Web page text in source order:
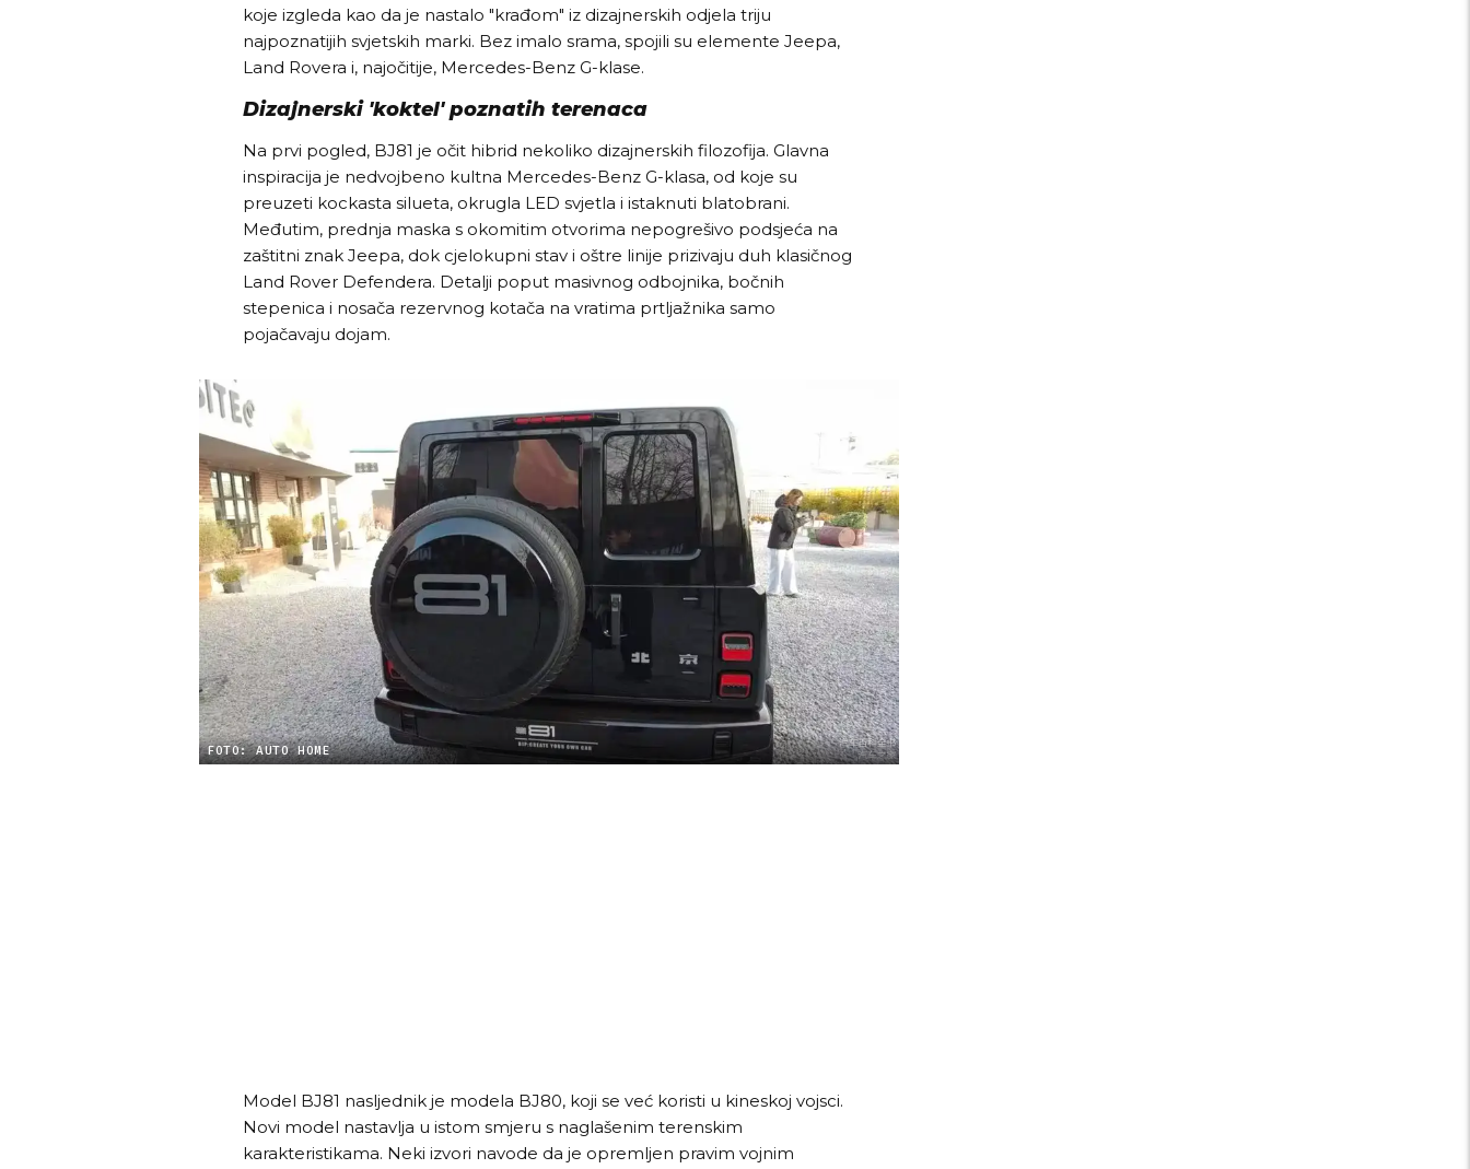
koje izgleda kao da je nastalo "krađom" iz dizajnerskih odjela triju
najpoznatijih svjetskih marki. Bez imalo srama, spojili su elemente Jeepa,
Land Rovera i, najočitije, Mercedes-Benz G-klase.
Dizajnerski 'koktel' poznatih terenaca
Na prvi pogled, BJ81 je očit hibrid nekoliko dizajnerskih filozofija. Glavna
inspiracija je nedvojbeno kultna Mercedes-Benz G-klasa, od koje su
preuzeti kockasta silueta, okrugla LED svjetla i istaknuti blatobrani.
Međutim, prednja maska s okomitim otvorima nepogrešivo podsjeća na
zaštitni znak Jeepa, dok cjelokupni stav i oštre linije prizivaju duh klasičnog
Land Rover Defendera. Detalji poput masivnog odbojnika, bočnih
stepenica i nosača rezervnog kotača na vratima prtljažnika samo
pojačavaju dojam.
FOTO: AUTO HOME
Model BJ81 nasljednik je modela BJ80, koji se već koristi u kineskoj vojsci.
Novi model nastavlja u istom smjeru s naglašenim terenskim
karakteristikama. Neki izvori navode da je opremljen pravim vojnim